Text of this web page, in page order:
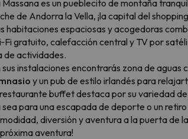
Massana es un pueblecito de montaña
de Andorra la Vella, ¡la capital del
habitaciones espaciosas y acogedoras
gratuito, calefacción central y TV por
de actividades.
sus instalaciones encontrarás zona de aguas
y un pub de estilo irlandés para
buffet destaca por su variedad
sea para una escapada de deporte o un
diversión y aventura a la puerta de
aventura!